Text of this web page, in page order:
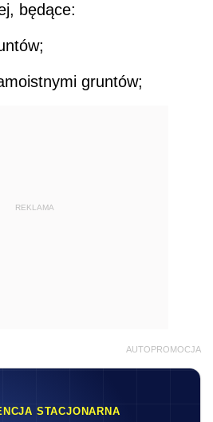
będące:
gruntów;
REKLAMA
AUTOPROMOCJA
STACJONARNA